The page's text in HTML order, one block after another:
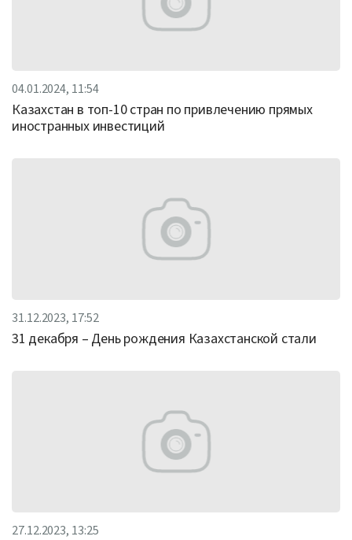
04.01.2024, 11:54
Казахстан в топ-10 стран по привлечению прямых
иностранных инвестиций
31.12.2023, 17:52
31 декабря – День рождения Казахстанской стали
27.12.2023, 13:25